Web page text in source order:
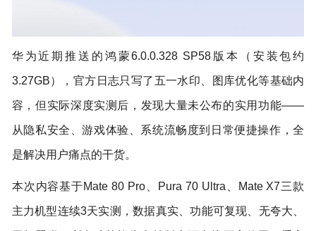
华为近期推送的鸿蒙6.0.0.328 SP58版本（安装包约
3.27GB），官方日志只写了五一水印、图库优化等基础内
容，但实际深度实测后，发现大量未公布的实用功能——
从隐私安全、游戏体验、系统流畅度到日常便捷操作，全
是解决用户痛点的干货。
本次内容基于Mate 80 Pro、Pura 70 Ultra、Mate X7三款
主力机型连续3天实测，数据真实、功能可复现、无夸大、